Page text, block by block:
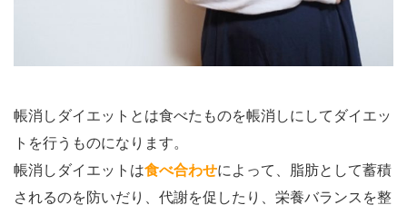
帳消しダイエットとは食べたものを帳消しにしてダイエッ
トを行うものになります。
帳消しダイエットは食べ合わせによって、脂肪として蓄積
されるのを防いだり、代謝を促したり、栄養バランスを整